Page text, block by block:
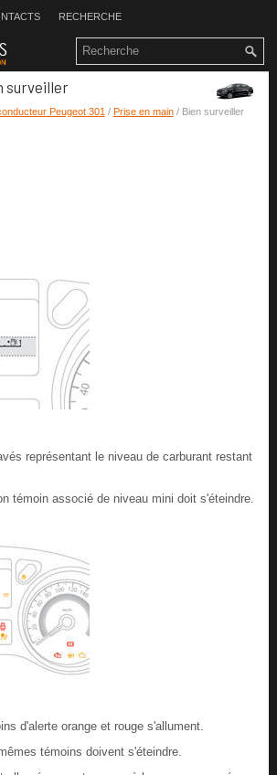
RECHERCHE
surveiller
Peugeot 301 / Prise en main/ Bien surveiller
représentant le niveau de carburant restant
témoin associé de niveau mini doit s'éteindre.
d'alerte orange et rouge s'allument.
témoins doivent s'éteindre.